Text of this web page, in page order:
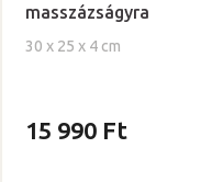
masszázságyra
30 x 25 x 4 cm
értékelése
ből
15 990 Ft